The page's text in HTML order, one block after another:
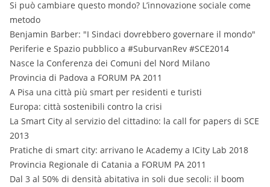
Si può cambiare questo mondo? L’innovazione sociale come
metodo
Benjamin Barber: "I Sindaci dovrebbero governare il mondo"
Periferie e Spazio pubblico a #SuburvanRev #SCE2014
Nasce la Conferenza dei Comuni del Nord Milano
Provincia di Padova a FORUM PA 2011
A Pisa una città più smart per residenti e turisti
Europa: città sostenibili contro la crisi
La Smart City al servizio del cittadino: la call for papers di SCE
2013
Pratiche di smart city: arrivano le Academy a ICity Lab 2018
Provincia Regionale di Catania a FORUM PA 2011
Dal 3 al 50% di densità abitativa in soli due secoli: il boom